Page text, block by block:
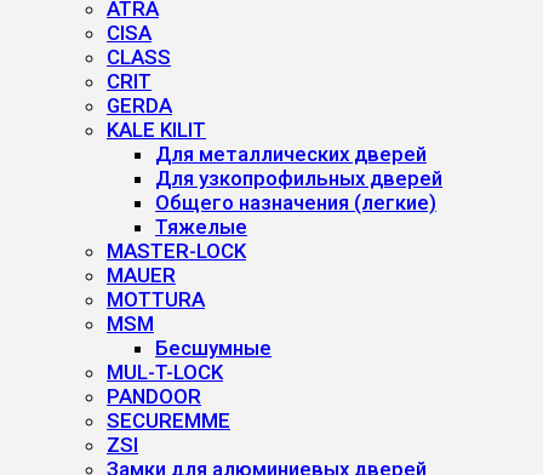
ATRA
CISA
CLASS
CRIT
GERDA
KALE KILIT
Для металлических дверей
Для узкопрофильных дверей
Общего назначения (легкие)
Тяжелые
MASTER-LOCK
MAUER
MOTTURA
MSM
Бесшумные
MUL-T-LOCK
PANDOOR
SECUREMME
ZSI
Замки для алюминиевых дверей